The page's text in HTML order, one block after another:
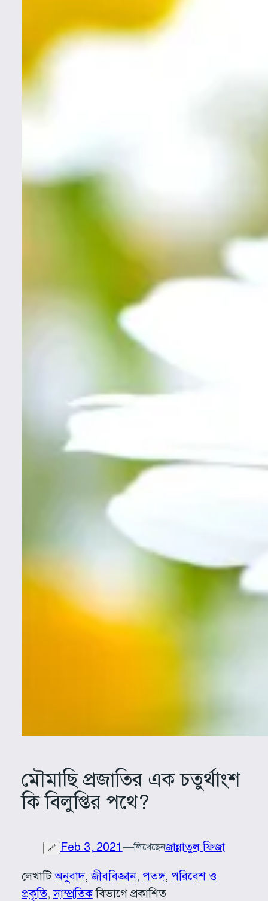
মৌমাছি প্রজাতির এক চতুর্থাংশ
কি বিলুপ্তির পথে?
🔗 Feb 3, 2021—লিখেছেনজান্নাতুল ফিজা
লেখাটিঅনুবাদ, জীববিজ্ঞান, পতঙ্গ, পরিবেশ ও
প্রকৃতি, সাম্প্রতিকবিভাগে প্রকাশিত